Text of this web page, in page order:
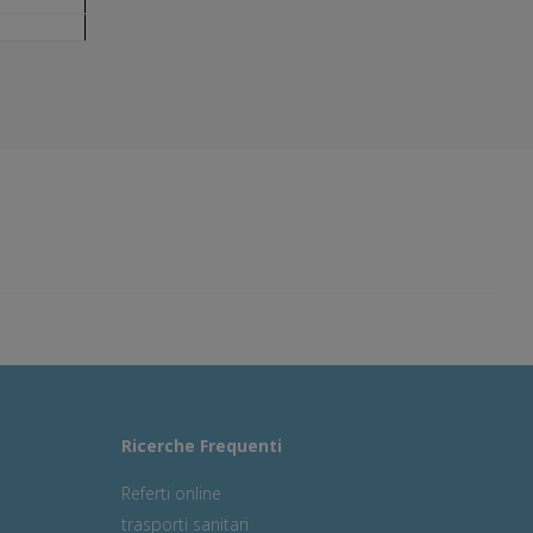
Ricerche Frequenti
Referti online
trasporti sanitari